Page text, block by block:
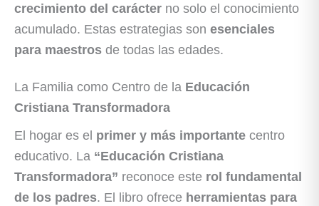
crecimiento del carácter no solo el conocimiento
acumulado. Estas estrategias son esenciales
para maestros de todas las edades.
La Familia como Centro de la Educación
Cristiana Transformadora
El hogar es el primer y más importante centro
educativo. La “Educación Cristiana
Transformadora” reconoce este rol fundamental
de los padres. El libro ofrece herramientas para